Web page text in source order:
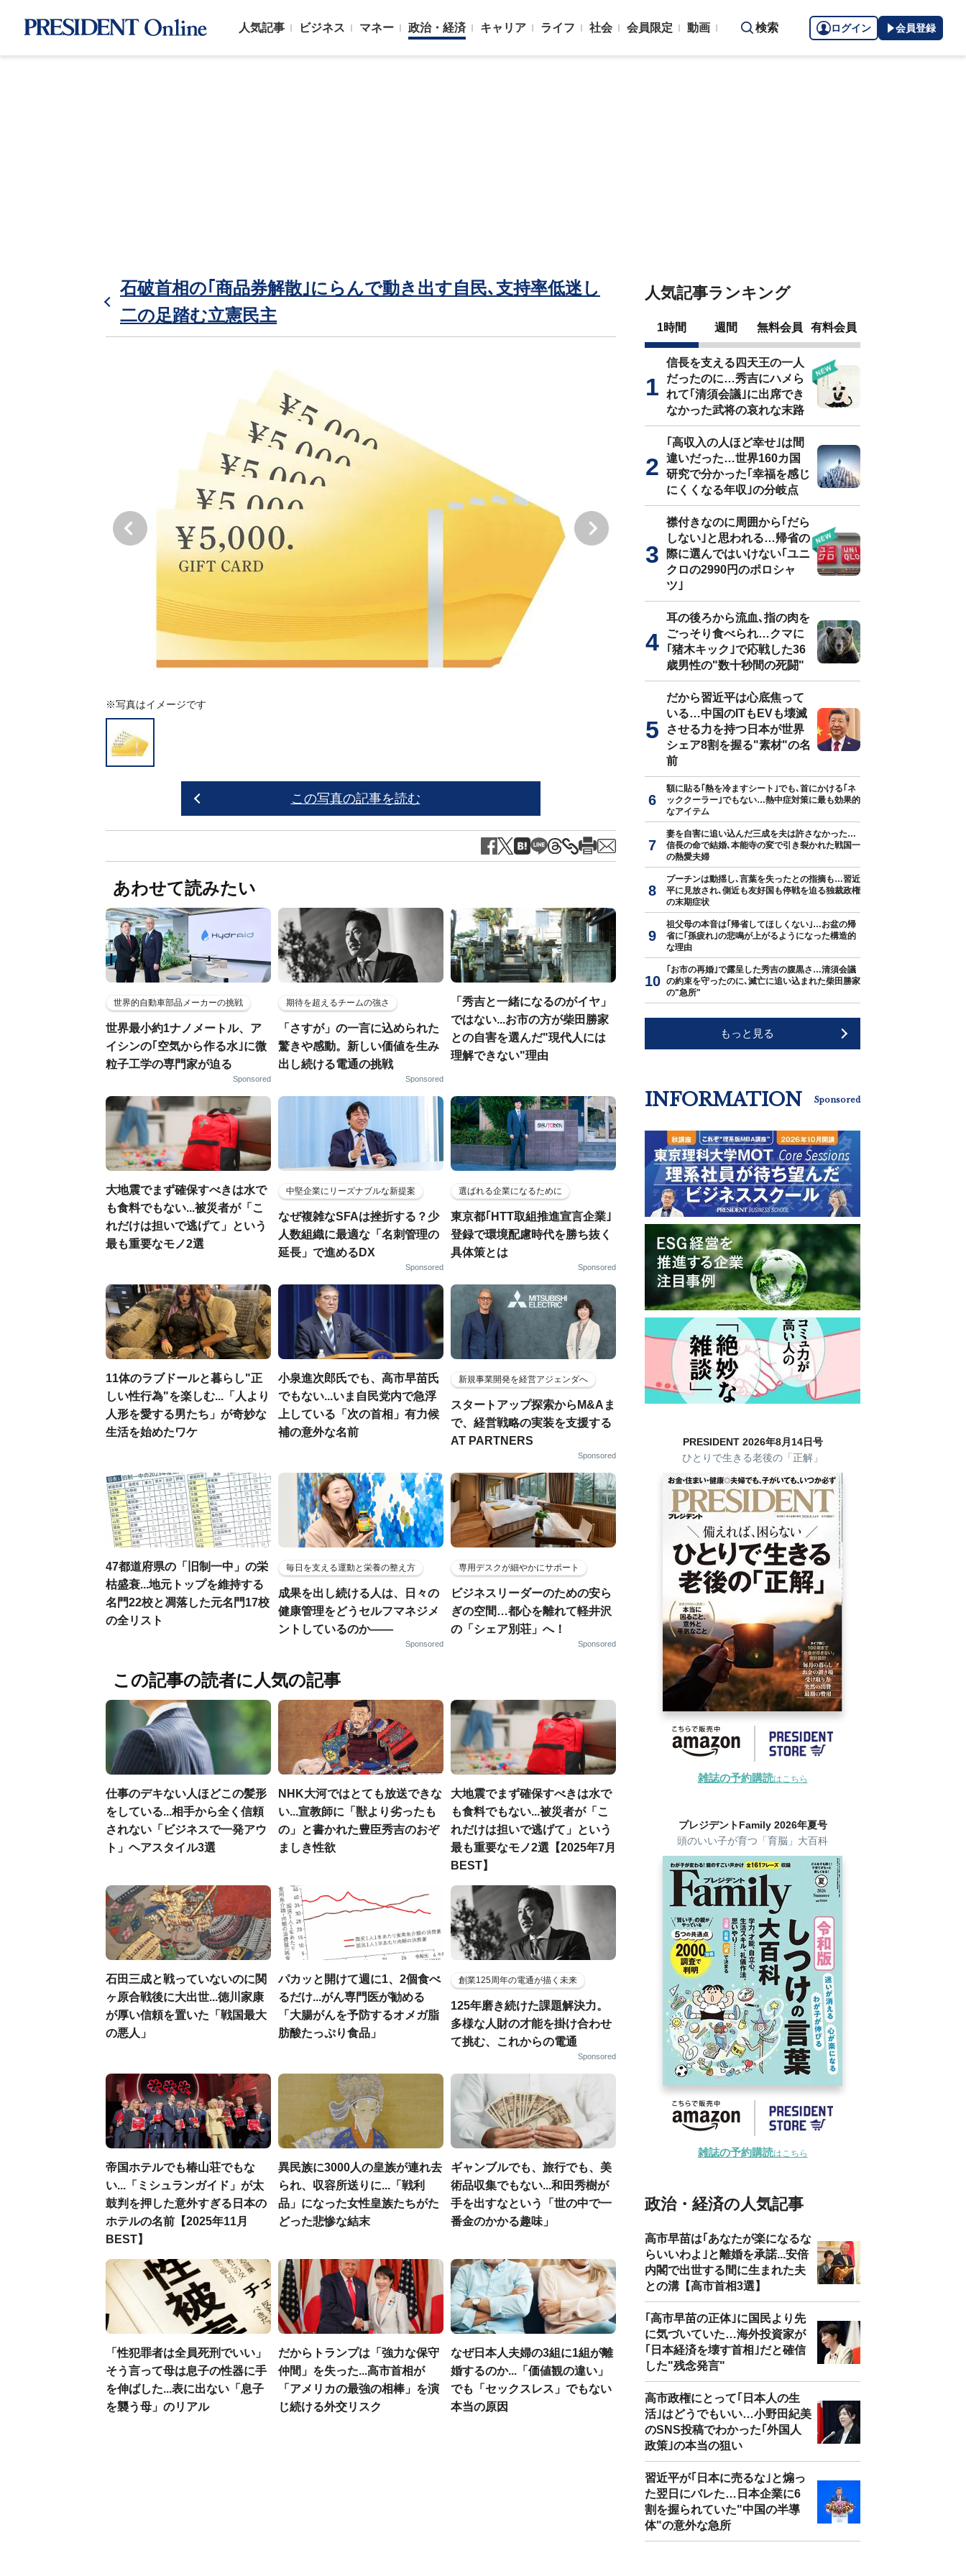
人気記事 ビジネス マネー 政治・経済 キャリア ライフ 社会 会員限定 動画 検索 ログイン 会員登録
石破首相の｢商品券解散｣にらんで動き出す自民､支持率低迷し
二の足踏む立憲民主
※写真はイメージです
この写真の記事を読む
あわせて読みたい
世界的自動車部品メーカーの挑戦
世界最小約1ナノメートル、ア
イシンの｢空気から作る水｣に微
粒子工学の専門家が迫る
Sponsored
期待を超えるチームの強さ
「さすが」の一言に込められた
驚きや感動。新しい価値を生み
出し続ける電通の挑戦
Sponsored
「秀吉と一緒になるのがイヤ」
ではない...お市の方が柴田勝家
との自害を選んだ"現代人には
理解できない"理由
大地震でまず確保すべきは水で
も食料でもない...被災者が「こ
れだけは担いで逃げて」という
最も重要なモノ2選
中堅企業にリーズナブルな新提案
なぜ複雑なSFAは挫折する？少
人数組織に最適な「名刺管理の
延長」で進めるDX
Sponsored
選ばれる企業になるために
東京都｢HTT取組推進宣言企業｣
登録で環境配慮時代を勝ち抜く
具体策とは
Sponsored
11体のラブドールと暮らし"正
しい性行為"を楽しむ...「人より
人形を愛する男たち」が奇妙な
生活を始めたワケ
小泉進次郎氏でも、高市早苗氏
でもない...いま自民党内で急浮
上している「次の首相」有力候
補の意外な名前
新規事業開発を経営アジェンダへ
スタートアップ探索からM&Aま
で、経営戦略の実装を支援する
AT PARTNERS
Sponsored
47都道府県の「旧制一中」の栄
枯盛衰...地元トップを維持する
名門22校と凋落した元名門17校
の全リスト
毎日を支える運動と栄養の整え方
成果を出し続ける人は、日々の
健康管理をどうセルフマネジメ
ントしているのか——
Sponsored
専用デスクが細やかにサポート
ビジネスリーダーのための安ら
ぎの空間…都心を離れて軽井沢
の「シェア別荘」へ！
Sponsored
この記事の読者に人気の記事
仕事のデキない人ほどこの髪形
をしている...相手から全く信頼
されない「ビジネスで一発アウ
ト」ヘアスタイル3選
NHK大河ではとても放送できな
い...宣教師に「獣より劣ったも
の」と書かれた豊臣秀吉のおぞ
ましき性欲
大地震でまず確保すべきは水で
も食料でもない...被災者が「こ
れだけは担いで逃げて」という
最も重要なモノ2選【2025年7月
BEST】
石田三成と戦っていないのに関
ヶ原合戦後に大出世...徳川家康
が厚い信頼を置いた「戦国最大
の悪人」
パカッと開けて週に1、2個食べ
るだけ...がん専門医が勧める
「大腸がんを予防するオメガ脂
肪酸たっぷり食品」
創業125周年の電通が描く未来
125年磨き続けた課題解決力。
多様な人財の才能を掛け合わせ
て挑む、これからの電通
Sponsored
帝国ホテルでも椿山荘でもな
い...「ミシュランガイド」が太
鼓判を押した意外すぎる日本の
ホテルの名前【2025年11月
BEST】
異民族に3000人の皇族が連れ去
られ、収容所送りに...「戦利
品」になった女性皇族たちがた
どった悲惨な結末
ギャンブルでも、旅行でも、美
術品収集でもない...和田秀樹が
手を出すなという「世の中で一
番金のかかる趣味」
「性犯罪者は全員死刑でいい」
そう言って母は息子の性器に手
を伸ばした...表に出ない「息子
を襲う母」のリアル
だからトランプは「強力な保守
仲間」を失った...高市首相が
「アメリカの最強の相棒」を演
じ続ける外交リスク
なぜ日本人夫婦の3組に1組が離
婚するのか...「価値観の違い」
でも「セックスレス」でもない
本当の原因
人気記事ランキング
1時間 週間 無料会員 有料会員
信長を支える四天王の一人
だったのに…秀吉にハメら
れて｢清須会議｣に出席でき
なかった武将の哀れな末路
｢高収入の人ほど幸せ｣は間
違いだった…世界160カ国
研究で分かった｢幸福を感じ
にくくなる年収｣の分岐点
襟付きなのに周囲から｢だら
しない｣と思われる…帰省の
際に選んではいけない｢ユニ
クロの2990円のポロシャ
ツ｣
耳の後ろから流血､指の肉を
ごっそり食べられ…クマに
｢猪木キック｣で応戦した36
歳男性の"数十秒間の死闘"
だから習近平は心底焦って
いる…中国のITもEVも壊滅
させる力を持つ日本が世界
シェア8割を握る"素材"の名
前
額に貼る｢熱を冷ますシート｣でも､首にかける｢ネ
ッククーラー｣でもない…熱中症対策に最も効果的
なアイテム
妻を自害に追い込んだ三成を夫は許さなかった…
信長の命で結婚､本能寺の変で引き裂かれた戦国一
の熱愛夫婦
プーチンは動揺し､言葉を失ったとの指摘も…習近
平に見放され､側近も友好国も停戦を迫る独裁政権
の末期症状
祖父母の本音は｢帰省してほしくない｣…お盆の帰
省に｢孫疲れ｣の悲鳴が上がるようになった構造的
な理由
｢お市の再婚｣で露呈した秀吉の腹黒さ…清須会議
の約束を守ったのに､滅亡に追い込まれた柴田勝家
の"急所"
もっと見る
INFORMATION Sponsored
PRESIDENT 2026年8月14日号
ひとりで生きる老後の「正解」
雑誌の予約購読はこちら
プレジデントFamily 2026年夏号
頭のいい子が育つ「育脳」大百科
雑誌の予約購読はこちら
政治・経済の人気記事
高市早苗は｢あなたが楽になるな
らいいわよ｣と離婚を承諾...安倍
内閣で出世する間に生まれた夫
との溝【高市首相3選】
｢高市早苗の正体｣に国民より先
に気づいていた…海外投資家が
｢日本経済を壊す首相｣だと確信
した"残念発言"
高市政権にとって｢日本人の生
活｣はどうでもいい…小野田紀美
のSNS投稿でわかった｢外国人
政策｣の本当の狙い
習近平が｢日本に売るな｣と煽っ
た翌日にバレた…日本企業に6
割を握られていた"中国の半導
体"の意外な急所